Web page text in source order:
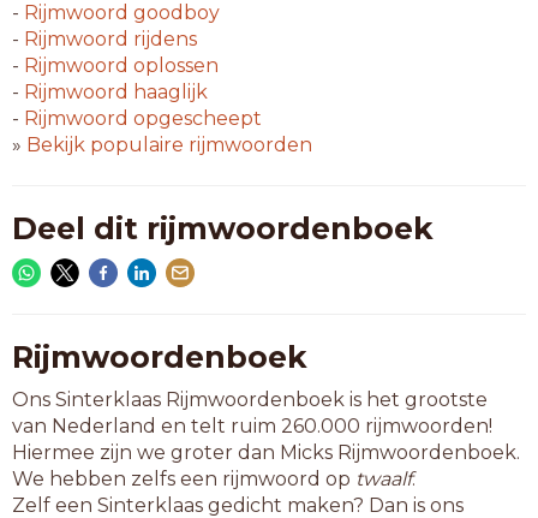
7-letterwoorden
aanvijl
afdweil
bakzeil
bekwijl
hakbijl
lijzeil
overijl
valbijl
verwijl
verzeil
wasteil
zeemijl
zeepijl
- Rijmwoord goodboy
- Rijmwoord rijdens
- Rijmwoord oplossen
- Rijmwoord haaglijk
- Rijmwoord opgescheept
» Bekijk populaire rijmwoorden
Deel dit rijmwoordenboek
Rijmwoordenboek
Ons Sinterklaas Rijmwoordenboek is het grootste
van Nederland en telt ruim 260.000 rijmwoorden!
Hiermee zijn we groter dan Micks Rijmwoordenboek.
We hebben zelfs een rijmwoord op twaalf.
Zelf een Sinterklaas gedicht maken? Dan is ons